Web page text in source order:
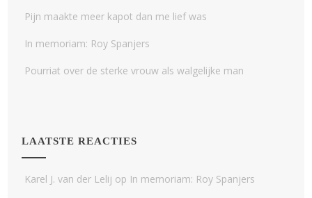
Pijn maakte meer kapot dan me lief was
In memoriam: Roy Spanjers
Pourriat over de sterke vrouw als walgelijke man
LAATSTE REACTIES
Karel J. van der Lelij op In memoriam: Roy Spanjers